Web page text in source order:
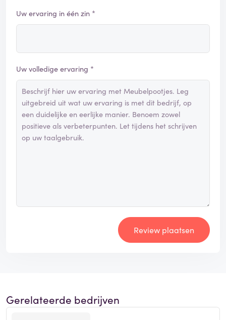
Uw ervaring in één zin *
Uw volledige ervaring *
Review plaatsen
Gerelateerde bedrijven